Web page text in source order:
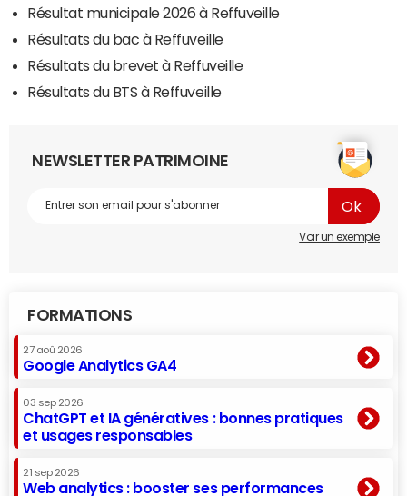
Résultat municipale 2026 à Reffuveille
Résultats du bac à Reffuveille
Résultats du brevet à Reffuveille
Résultats du BTS à Reffuveille
NEWSLETTER PATRIMOINE
Voir un exemple
FORMATIONS
27 aoû 2026
Google Analytics GA4
03 sep 2026
ChatGPT et IA génératives : bonnes pratiques
et usages responsables
21 sep 2026
Web analytics : booster ses performances